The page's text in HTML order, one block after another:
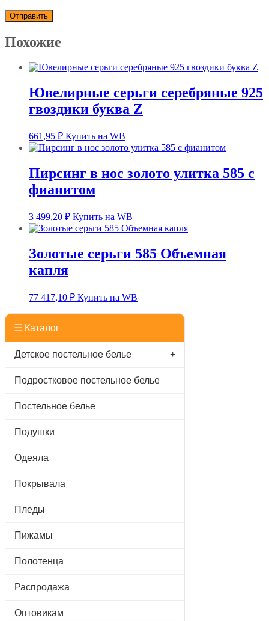
Похожие
Ювелирные серьги серебряные 925
гвоздики буква Z
661,95 ₽ Купить на WB
Пирсинг в нос золото улитка 585 с
фианитом
3 499,20 ₽ Купить на WB
Золотые серьги 585 Объемная
капля
77 417,10 ₽ Купить на WB
☰ Каталог
Детское постельное белье +
Подростковое постельное белье
Постельное белье
Подушки
Одеяла
Покрывала
Пледы
Пижамы
Полотенца
Распродажа
Оптовикам